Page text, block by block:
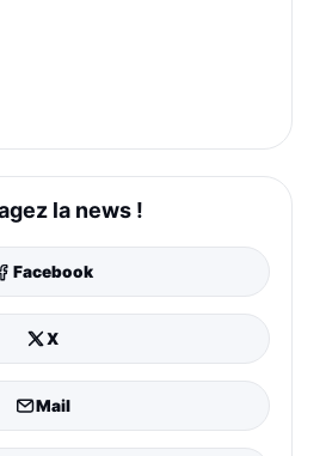
la news !
Facebook
X
Mail